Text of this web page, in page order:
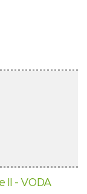
II - VODA